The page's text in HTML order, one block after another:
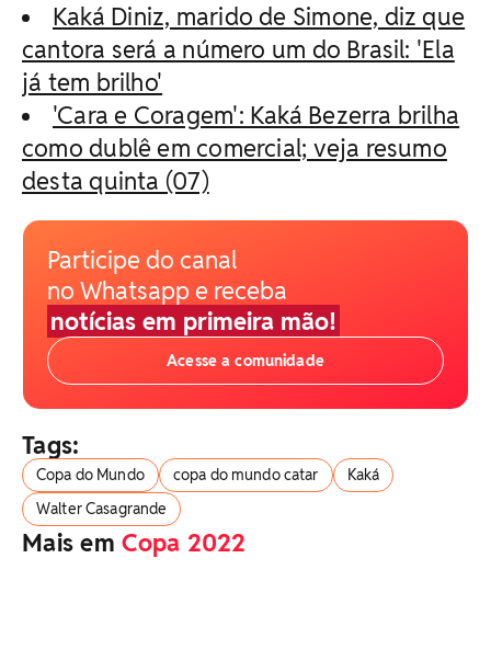
Kaká Diniz, marido de Simone, diz que
cantora será a número um do Brasil: 'Ela
já tem brilho'
'Cara e Coragem': Kaká Bezerra brilha
como dublê em comercial; veja resumo
desta quinta (07)
Participe do canal
no Whatsapp e receba
notícias em primeira mão!
Acesse a comunidade
Tags:
Copa do Mundo copa do mundo catar
Kaká
Walter Casagrande
Mais emCopa 2022